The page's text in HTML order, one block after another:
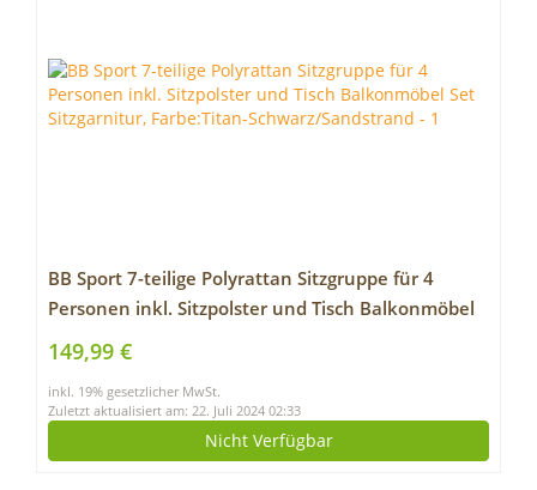
BB Sport 7-teilige Polyrattan Sitzgruppe für 4
Personen inkl. Sitzpolster und Tisch Balkonmöbel
Set Sitzgarnitur, Farbe:Titan-Schwarz/Sandstrand
149,99 €
inkl. 19% gesetzlicher MwSt.
Zuletzt aktualisiert am: 22. Juli 2024 02:33
Nicht Verfügbar